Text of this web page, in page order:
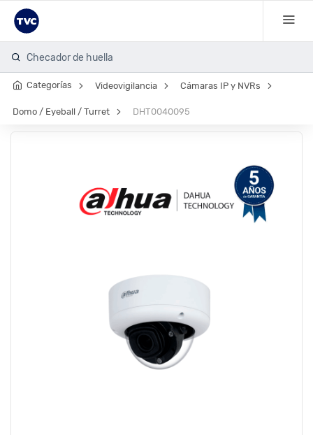
Checador de huella
Categorías Videovigilancia Cámaras IP y NVRs
Domo / Eyeball / Turret DHT0040095